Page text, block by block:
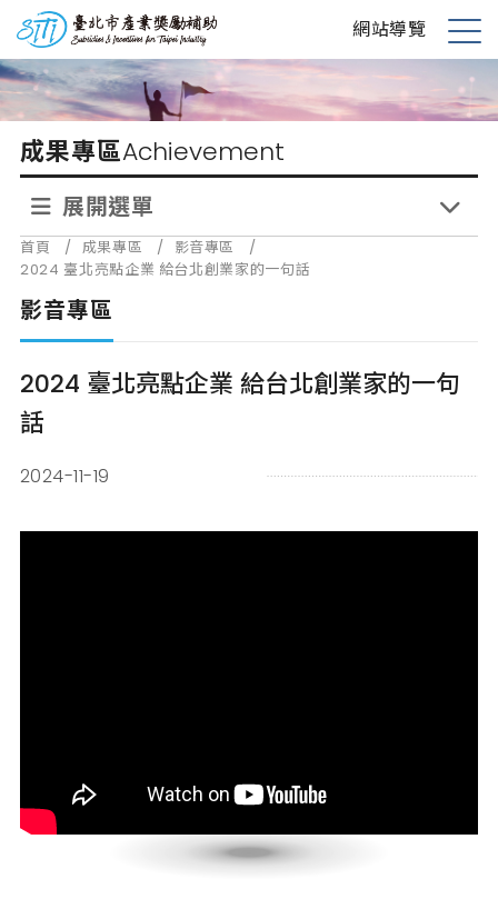
到
主
要
內
台北市產業獎勵補助 網站導覽
展
開
選
單
成果專區Achievement
展開選單
首頁 / 成果專區 / 影音專區
/
2024 臺北亮點企業 給台北創業家的一句話
影音專區
2024 臺北亮點企業 給台北創業家的一句
話
2024-11-19